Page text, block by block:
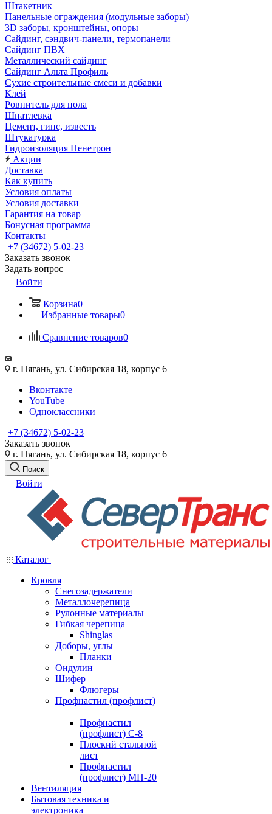
Штакетник
Панельные ограждения (модульные заборы)
3D заборы, кронштейны, опоры
Cайдинг, сэндвич-панели, термопанели
Сайдинг ПВХ
Металлический сайдинг
Сайдинг Альта Профиль
Сухие строительные смеси и добавки
Клей
Ровнитель для пола
Шпатлевка
Цемент, гипс, известь
Штукатурка
Гидроизоляция Пенетрон
Акции
Доставка
Как купить
Условия оплаты
Условия доставки
Гарантия на товар
Бонусная программа
Контакты
+7 (34672) 5-02-23
Заказать звонок
Задать вопрос
Войти
Корзина0
Избранные товары0
Сравнение товаров0
г. Нягань, ул. Сибирская 18, корпус 6
Вконтакте
YouTube
Одноклассники
+7 (34672) 5-02-23
Заказать звонок
г. Нягань, ул. Сибирская 18, корпус 6
Поиск
Войти
Каталог
Кровля
Снегозадержатели
Металлочерепица
Рулонные материалы
Гибкая черепица
Shinglas
Доборы, углы
Планки
Ондулин
Шифер
Флюгеры
Профнастил (профлист)
Профнастил
(профлист) С-8
Плоский стальной
лист
Профнастил
(профлист) МП-20
Вентиляция
Бытовая техника и
электроника